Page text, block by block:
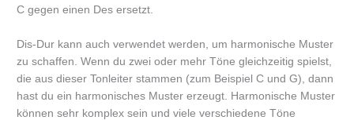
C gegen einen Des ersetzt.
Dis-Dur kann auch verwendet werden, um harmonische Muster
zu schaffen. Wenn du zwei oder mehr Töne gleichzeitig spielst,
die aus dieser Tonleiter stammen (zum Beispiel C und G), dann
hast du ein harmonisches Muster erzeugt. Harmonische Muster
können sehr komplex sein und viele verschiedene Töne